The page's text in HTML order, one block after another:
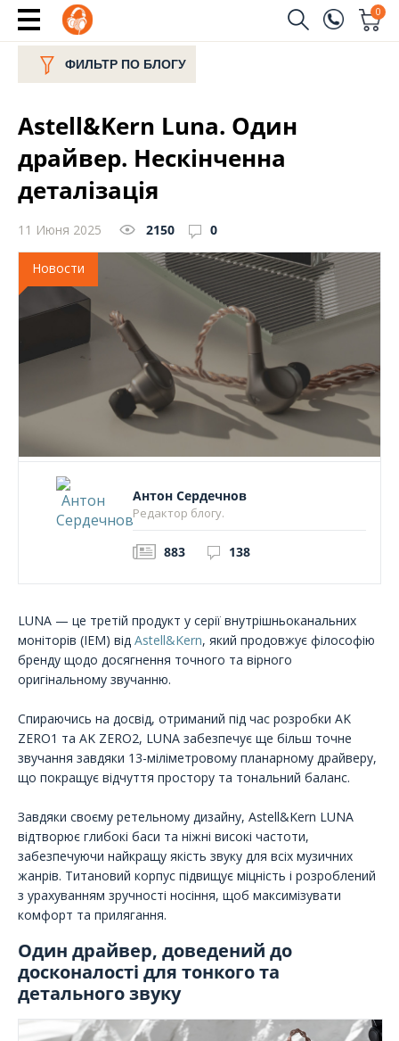
(044)
0
Имя
Отправить
ФИЛЬТР ПО БЛОГУ
Astell&Kern Luna. Один
драйвер. Нескінченна
деталізація
11 Июня 2025 2150 0
Новости
Антон Сердечнов
Редактор блогу.
883 138
LUNA — це третій продукт у серії внутрішньоканальних
моніторів (IEM) від Astell&Kern, який продовжує філософію
бренду щодо досягнення точного та вірного
оригінальному звучанню.
Спираючись на досвід, отриманий під час розробки AK
ZERO1 та AK ZERO2, LUNA забезпечує ще більш точне
звучання завдяки 13-міліметровому планарному драйверу,
що покращує відчуття простору та тональний баланс.
Завдяки своєму ретельному дизайну, Astell&Kern LUNA
відтворює глибокі баси та ніжні високі частоти,
забезпечуючи найкращу якість звуку для всіх музичних
жанрів. Титановий корпус підвищує міцність і розроблений
з урахуванням зручності носіння, щоб максимізувати
комфорт та прилягання.
Один драйвер, доведений до
досконалості для тонкого та
детального звуку